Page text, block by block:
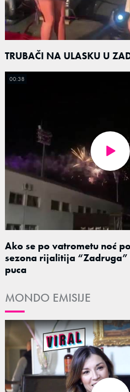
TRUBAČI NA ULASKU U
Ako se po vatrometu noć
sezona rijalitija
puca
00:38
MONDO EMISIJE